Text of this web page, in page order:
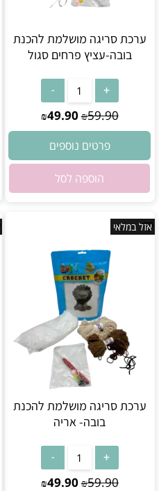
ערכת סריגה מושלמת להכנת
בובה-עציץ פרחים סגול
₪59.90
₪49.90
פרטים נוספים
הוספה לסל
אזל במלאי
ערכת סריגה מושלמת להכנת
בובה- אריה
₪59.90
₪49.90